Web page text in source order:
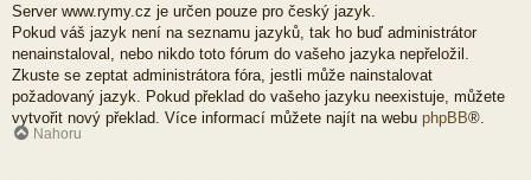
Server www.rymy.cz je určen pouze pro český jazyk.
Pokud váš jazyk není na seznamu jazyků, tak ho buď administrátor
nenainstaloval, nebo nikdo toto fórum do vašeho jazyka nepřeložil.
Zkuste se zeptat administrátora fóra, jestli může nainstalovat
požadovaný jazyk. Pokud překlad do vašeho jazyku neexistuje, můžete
vytvořit nový překlad. Více informací můžete najít na webu phpBB®.
Nahoru